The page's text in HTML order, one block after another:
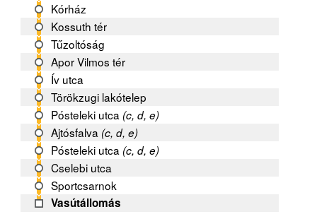
Kórház
Kossuth tér
Tűzoltóság
Apor Vilmos tér
Ív utca
Törökzugi lakótelep
Pósteleki utca (c, d, e)
Ajtósfalva (c, d, e)
Pósteleki utca (c, d, e)
Cselebi utca
Sportcsarnok
Vasútállomás